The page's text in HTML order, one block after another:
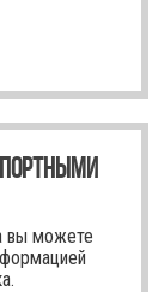
вы можете